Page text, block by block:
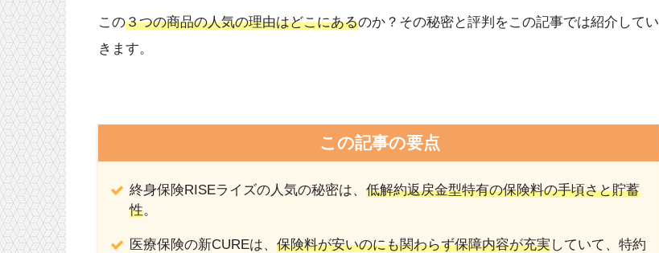
この３つの商品の人気の理由はどこにあるのか？その秘密と評判をこの記事では紹介してい
きます。
この記事の要点
終身保険RISEライズの人気の秘密は、 低解約返戻金型特有の保険料の手頃さと貯蓄
性。
医療保険の新CUREは、 保険料が安いのにも関わらず保障内容が充実していて、特約